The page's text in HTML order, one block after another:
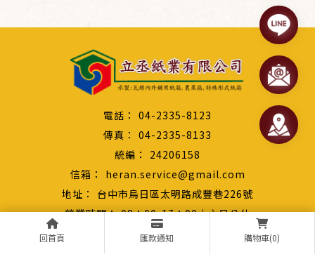
回首頁 匯款通知 購物車(0)
04-2335-8123
04-2335-8133
24206158
heran.service@gmail.com
台中市烏日區太明路成豐巷226號
08：00-17：00｜六日公休
最新消息 關於立丞